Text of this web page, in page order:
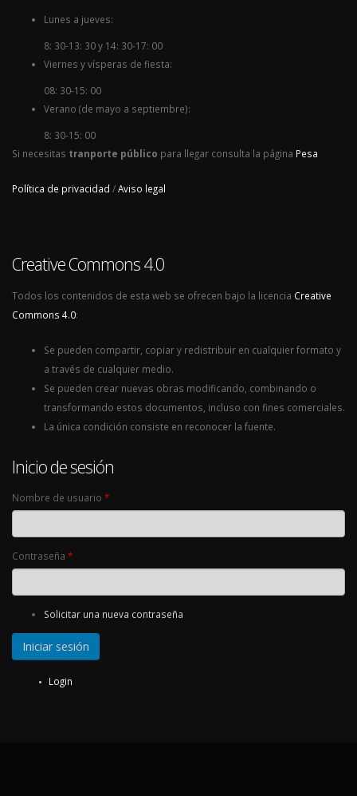
Lunes a jueves:
8: 30-13: 30 y 14: 30-17: 00
Viernes y vísperas de fiesta:
08: 30-15: 00
Verano (de mayo a septiembre):
8: 30-15: 00
Si necesitas tranporte público para llegar consulta la página Pesa
Política de privacidad /Aviso legal
Creative Commons 4.0
Todos los contenidos de esta web se ofrecen bajo la licencia Creative
Commons 4.0:
Se pueden compartir, copiar y redistribuir en cualquier formato y
a través de cualquier medio.
Se pueden crear nuevas obras modificando, combinando o
transformando estos documentos, incluso con fines comerciales.
La única condición consiste en reconocer la fuente.
Inicio de sesión
Nombre de usuario *
Contraseña *
Solicitar una nueva contraseña
Login